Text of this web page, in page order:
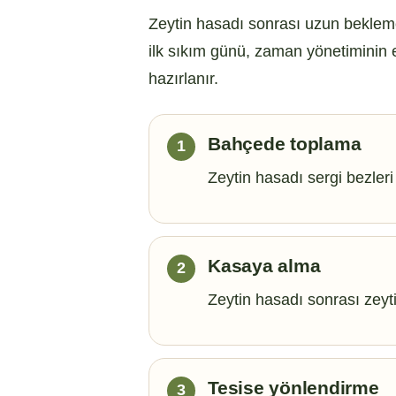
Zeytin hasadı sonrası uzun
ilk sıkım günü, zaman
hazırlanır.
Bahçede toplama
Zeytin hasadı sergi
Kasaya alma
Zeytin hasadı sonrası
Tesise yönlendirme